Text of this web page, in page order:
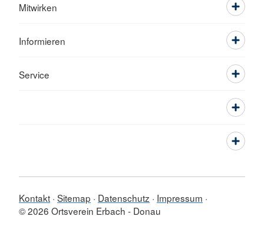
Mitwirken
Informieren
Service
Kontakt Sitemap Datenschutz
Impressum
© 2026 Ortsverein Erbach - Donau